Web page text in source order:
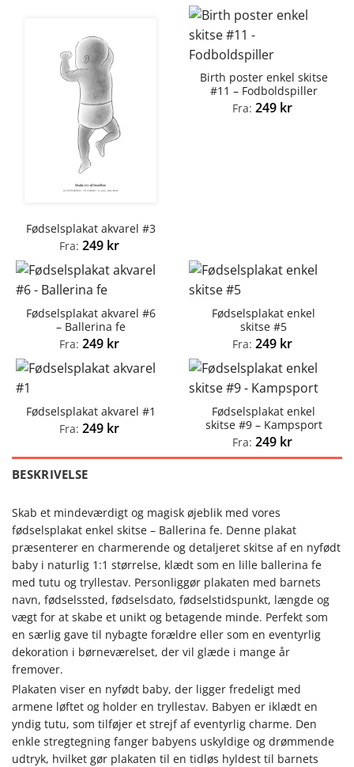
Fødselsplakat akvarel #3
Fra: 249 kr
Birth poster enkel skitse
#11 – Fodboldspiller
Fra: 249 kr
Fødselsplakat akvarel #6
– Ballerina fe
Fra: 249 kr
Fødselsplakat enkel
skitse #5
Fra: 249 kr
Fødselsplakat akvarel #1
Fra: 249 kr
Fødselsplakat enkel
skitse #9 – Kampsport
Fra: 249 kr
BESKRIVELSE
Skab et mindeværdigt og magisk øjeblik med vores
fødselsplakat enkel skitse – Ballerina fe. Denne plakat
præsenterer en charmerende og detaljeret skitse af en nyfødt
baby i naturlig 1:1 størrelse, klædt som en lille ballerina fe
med tutu og tryllestav. Personliggør plakaten med barnets
navn, fødselssted, fødselsdato, fødselstidspunkt, længde og
vægt for at skabe et unikt og betagende minde. Perfekt som
en særlig gave til nybagte forældre eller som en eventyrlig
dekoration i børneværelset, der vil glæde i mange år
fremover.
Plakaten viser en nyfødt baby, der ligger fredeligt med
armene løftet og holder en tryllestav. Babyen er iklædt en
yndig tutu, som tilføjer et strejf af eventyrlig charme. Den
enkle stregtegning fanger babyens uskyldige og drømmende
udtryk, hvilket gør plakaten til en tidløs hyldest til barnets